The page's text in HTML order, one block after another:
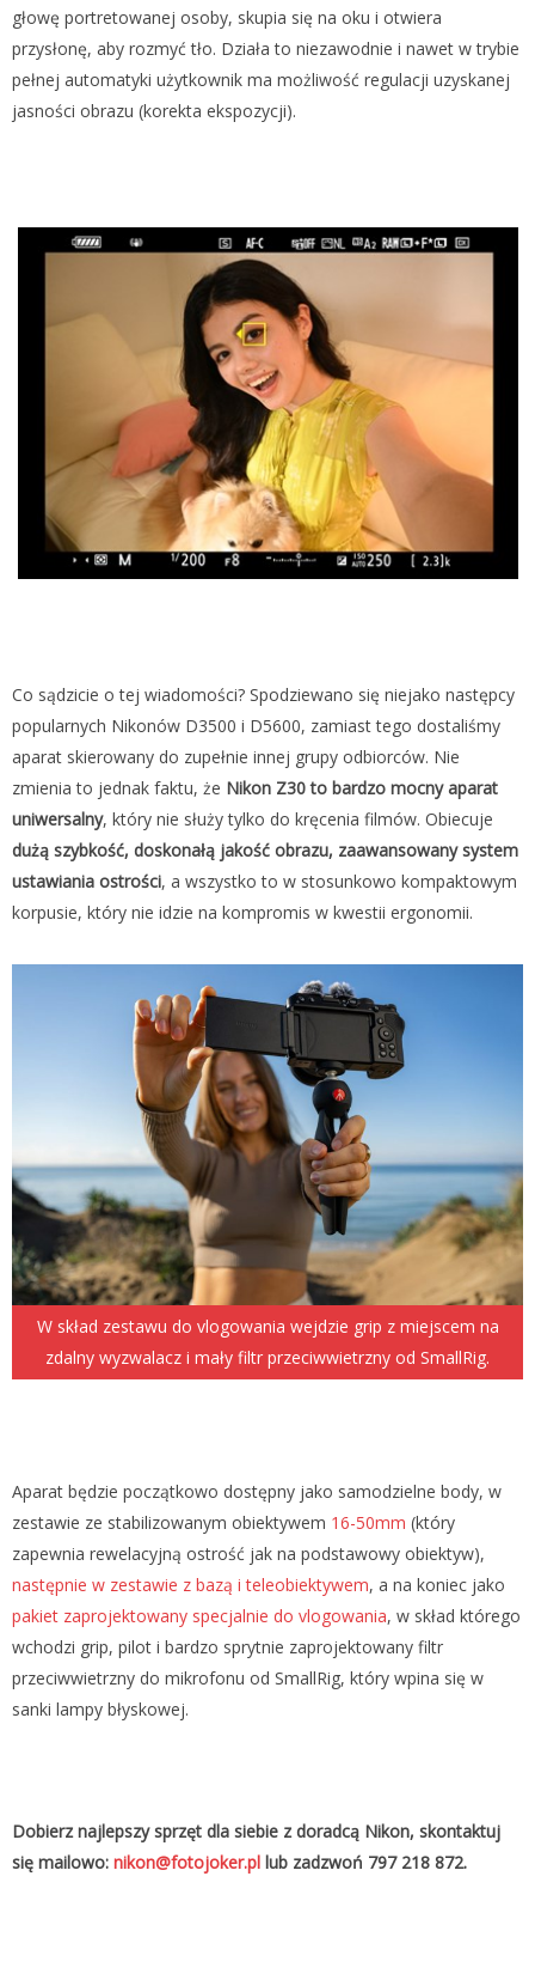
głowę portretowanej osoby, skupia się na oku i otwiera
przysłonę, aby rozmyć tło. Działa to niezawodnie i nawet w trybie
pełnej automatyki użytkownik ma możliwość regulacji uzyskanej
jasności obrazu (korekta ekspozycji).
Co sądzicie o tej wiadomości? Spodziewano się niejako następcy
popularnych Nikonów D3500 i D5600, zamiast tego dostaliśmy
aparat skierowany do zupełnie innej grupy odbiorców. Nie
zmienia to jednak faktu, że Nikon Z30 to bardzo mocny aparat
uniwersalny, który nie służy tylko do kręcenia filmów. Obiecuje
dużą szybkość, doskonałą jakość obrazu, zaawansowany system
ustawiania ostrości, a wszystko to w stosunkowo kompaktowym
korpusie, który nie idzie na kompromis w kwestii ergonomii.
W skład zestawu do vlogowania wejdzie grip z miejscem na
zdalny wyzwalacz i mały filtr przeciwwietrzny od SmallRig.
Aparat będzie początkowo dostępny jako samodzielne body, w
zestawie ze stabilizowanym obiektywem 16-50mm (który
zapewnia rewelacyjną ostrość jak na podstawowy obiektyw),
następnie w zestawie z bazą i teleobiektywem, a na koniec jako
pakiet zaprojektowany specjalnie do vlogowania, w skład którego
wchodzi grip, pilot i bardzo sprytnie zaprojektowany filtr
przeciwwietrzny do mikrofonu od SmallRig, który wpina się w
sanki lampy błyskowej.
Dobierz najlepszy sprzęt dla siebie z doradcą Nikon, skontaktuj
się mailowo: nikon@fotojoker.pl lub zadzwoń 797 218 872.